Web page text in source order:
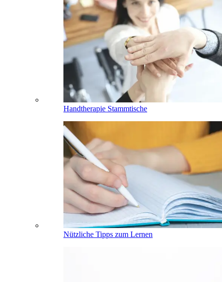
Handtherapie Stammtische
Nützliche Tipps zum Lernen